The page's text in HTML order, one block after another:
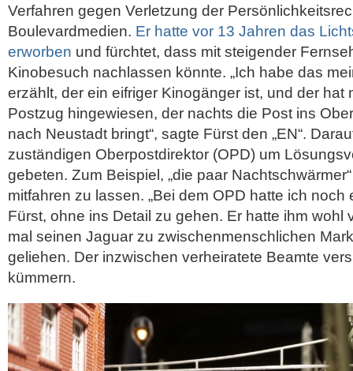
Verfahren gegen Verletzung der
Boulevardmedien. Er hatte vor 13 Jahren das
erworben und fürchtet, dass mit steigender
Kinobesuch nachlassen könnte. „Ich habe das
erzählt, der ein eifriger Kinogänger ist, und der hat
Postzug hingewiesen, der nachts die Post ins
nach Neustadt bringt“, sagte Fürst den „EN“.
zuständigen Oberpostdirektor (OPD) um
gebeten. Zum Beispiel, „die paar
mitfahren zu lassen. „Bei dem OPD hatte ich noch
Fürst, ohne ins Detail zu gehen. Er hatte ihm wohl
mal seinen Jaguar zu zwischenmenschlichen
geliehen. Der inzwischen verheiratete Beamte
kümmern.